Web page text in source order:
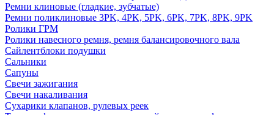
Ремни клиновые (гладкие, зубчатые)
Ремни поликлиновые 3PK, 4PK, 5PK, 6PK, 7PK, 8PK, 9PK
Ролики ГРМ
Ролики навесного ремня, ремня балансировочного вала
Сайлентблоки подушки
Сальники
Сапуны
Свечи зажигания
Свечи накаливания
Сухарики клапанов, рулевых реек